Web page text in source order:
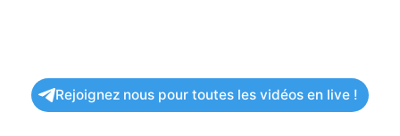
Rejoignez nous pour toutes les vidéos en live !